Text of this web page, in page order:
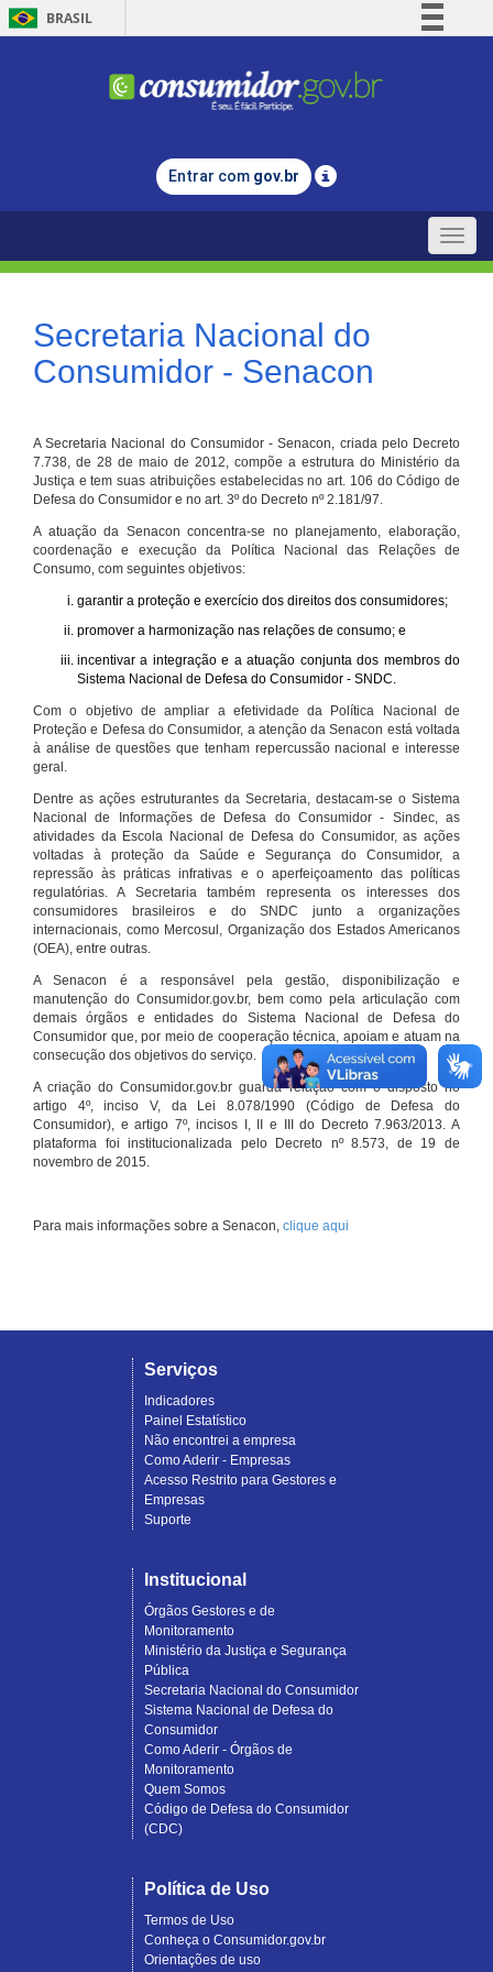
BRASIL
Comunica BR
Legislação
Entrar com gov.br
Toggle
Secretaria Nacional do
Consumidor - Senacon
A Secretaria Nacional do Consumidor - Senacon, criada pelo Decreto
7.738, de 28 de maio de 2012, compõe a estrutura do Ministério da
Justiça e tem suas atribuições estabelecidas no art. 106 do Código de
Defesa do Consumidor e no art. 3º do Decreto nº 2.181/97.
A atuação da Senacon concentra-se no planejamento, elaboração,
coordenação e execução da Política Nacional das Relações de
Consumo, com seguintes objetivos:
garantir a proteção e exercício dos direitos dos consumidores;
promover a harmonização nas relações de consumo; e
incentivar a integração e a atuação conjunta dos membros do
Sistema Nacional de Defesa do Consumidor - SNDC.
Com o objetivo de ampliar a efetividade da Política Nacional de
Proteção e Defesa do Consumidor, a atenção da Senacon está voltada
à análise de questões que tenham repercussão nacional e interesse
geral.
Dentre as ações estruturantes da Secretaria, destacam-se o Sistema
Nacional de Informações de Defesa do Consumidor - Sindec, as
atividades da Escola Nacional de Defesa do Consumidor, as ações
voltadas à proteção da Saúde e Segurança do Consumidor, a
repressão às práticas infrativas e o aperfeiçoamento das políticas
regulatórias. A Secretaria também representa os interesses dos
consumidores brasileiros e do SNDC junto a organizações
internacionais, como Mercosul, Organização dos Estados Americanos
(OEA), entre outras.
A Senacon é a responsável pela gestão, disponibilização e
manutenção do Consumidor.gov.br, bem como pela articulação com
demais órgãos e entidades do Sistema Nacional de Defesa do
Consumidor que, por meio de cooperação técnica, apoiam e atuam na
consecução dos objetivos do serviço.
A criação do Consumidor.gov.br guarda relação com o disposto no
artigo 4º, inciso V, da Lei 8.078/1990 (Código de Defesa do
Consumidor), e artigo 7º, incisos I, II e III do Decreto 7.963/2013. A
plataforma foi institucionalizada pelo Decreto nº 8.573, de 19 de
novembro de 2015.
Para mais informações sobre a Senacon, clique aqui
Serviços
Indicadores
Painel Estatístico
Não encontrei a empresa
Como Aderir - Empresas
Acesso Restrito para Gestores e
Empresas
Suporte
Institucional
Órgãos Gestores e de
Monitoramento
Ministério da Justiça e Segurança
Pública
Secretaria Nacional do Consumidor
Sistema Nacional de Defesa do
Consumidor
Como Aderir - Órgãos de
Monitoramento
Quem Somos
Código de Defesa do Consumidor
(CDC)
Política de Uso
Termos de Uso
Conheça o Consumidor.gov.br
Orientações de uso